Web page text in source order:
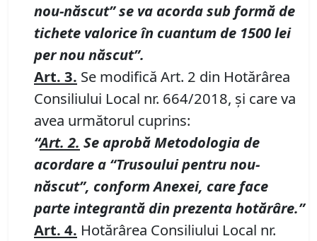
nou-născut” se va acorda sub formă de
tichete valorice în cuantum de 1500 lei
per nou născut”.
Art. 3. Se modifică Art. 2 din Hotărârea
Consiliului Local nr. 664/2018, şi care va
avea următorul cuprins:
“Art. 2. Se aprobă Metodologia de
acordare a “Trusoului pentru nou-
născut”, conform Anexei, care face
parte integrantă din prezenta hotărâre.”
Art. 4. Hotărârea Consiliului Local nr.